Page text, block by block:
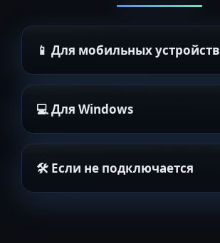
📱 Для мобильных устройств
💻 Для Windows
🛠 Если не подключается